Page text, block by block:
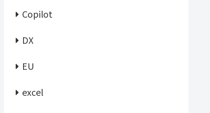
Copilot
DX
EU
excel